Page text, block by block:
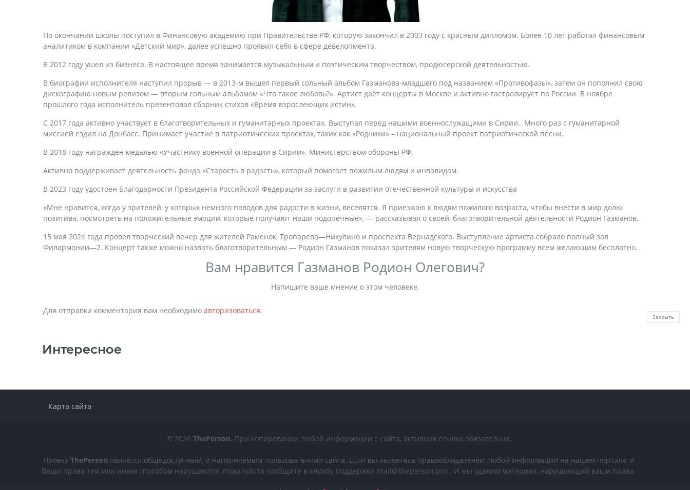
По окончании школы поступил в Финансовую академию при Правительстве РФ, которую закончил в 2003 году с красным дипломом. Более 10 лет работал финансовым
аналитиком в компании «Детский мир», далее успешно проявил себя в сфере девелопмента.
В 2012 году ушел из бизнеса. В настоящее время занимается музыкальным и поэтическим творчеством, продюсерской деятельностью.
В биографии исполнителя наступил прорыв — в 2013-м вышел первый сольный альбом Газманова-младшего под названием «Противофазы», затем он пополнил свою
дискографию новым релизом — вторым сольным альбомом «Что такое любовь?». Артист даёт концерты в Москве и активно гастролирует по России. В ноябре
прошлого года исполнитель презентовал сборник стихов «Время взрослеющих истин».
С 2017 года активно участвует в благотворительных и гуманитарных проектах. Выступал перед нашими военнослужащими в Сирии. Много раз с гуманитарной
миссией ездил на Донбасс. Принимает участие в патриотических проектах, таких как «Родники» – национальный проект патриотической песни.
В 2018 году награжден медалью «Участнику военной операции в Сирии». Министерством обороны РФ.
Активно поддерживает деятельность фонда «Старость в радость», который помогает пожилым людям и инвалидам.
В 2023 году удостоен Благодарности Президента Российской Федерации за заслуги в развитии отечественной культуры и искусства
«Мне нравится, когда у зрителей, у которых немного поводов для радости в жизни, веселятся. Я приезжаю к людям пожилого возраста, чтобы внести в мир долю
позитива, посмотреть на положительные эмоции, которые получают наши подопечные», — рассказывал о своей, благотворительной деятельности Родион Газманов.
15 мая 2024 года провел творческий вечер для жителей Раменок, Тропарева—Никулино и проспекта Вернадского. Выступление артиста собрало полный зал
Филармонии—2. Концерт также можно назвать благотворительным — Родион Газманов показал зрителям новую творческую программу всем желающим бесплатно.
Вам нравится Газманов Родион Олегович?
Напишите ваше мнение о этом человеке.
Для отправки комментария вам необходимо авторизоваться.
Интересное
Карта сайта
© 2026 ThePerson. При копировании любой информации с сайта, активная ссылка обязательна.
Проект ThePerson является общедоступным, и наполняемым пользователями сайта. Если вы являетесь правообладателем любой информации на нашем портале, и
Ваши права тем или иным способом нарушаются, пожалуйста сообщите в службу поддержки mail@theperson.pro . И мы удалим материал, нарушающий ваши права.
Закрыть